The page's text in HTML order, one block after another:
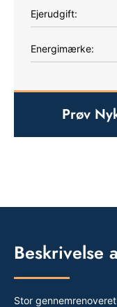
Ejerudgift:
Energimærke:
Prøv
Beskrivelse
Stor